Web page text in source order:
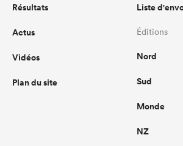
Résultats
Actus
Vidéos
Plan du site
Liste
Éditions
Nord
Sud
Monde
NZ